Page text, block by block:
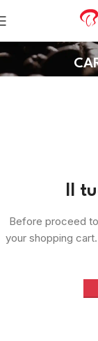
Il
Before proceed
your shopping